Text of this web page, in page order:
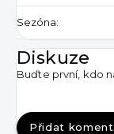
Sezóna:
Diskuze
Buďte první, kdo
Přidat